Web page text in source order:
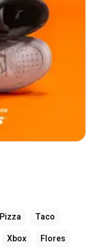
Pizza Taco
Xbox Flores